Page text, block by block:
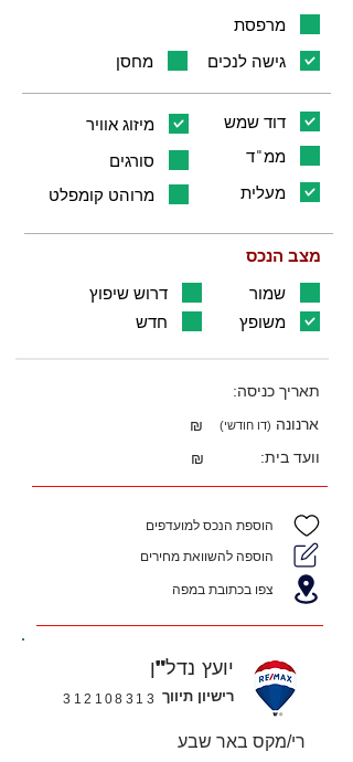
מרפסת
מחסן
גישה לנכים
מיזוג אוויר
דוד שמש
סורגים
ממ"ד
מרוהט קומפלט
מעלית
מצב הנכס
דרוש שיפוץ
שמור
חדש
משופץ
תאריך כניסה:
₪
ארנונה (דו חודשי)
₪ וועד בית:
הוספת הנכס למועדפים
הוספה להשוואת מחירים
צפו בכתובת במפה
יועץ נדל"ן
312108313 רישיון תיווך
רי/מקס באר שבע